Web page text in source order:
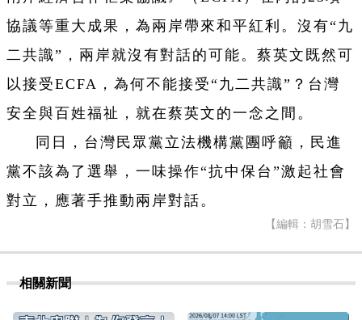
協議等重大成果，為兩岸帶來和平紅利。沒有“九
二共識”，兩岸就沒有對話的可能。蔡英文既然可
以接受ECFA，為何不能接受“九二共識”？台灣
安全與百姓福祉，就在蔡英文的一念之間。
同日，台灣民眾黨立法機構黨團呼籲，民進
黨不該為了選舉，一味操作“抗中保台”激起社會
對立，應著手推動兩岸對話。
【編輯：胡雪石】
相關新聞